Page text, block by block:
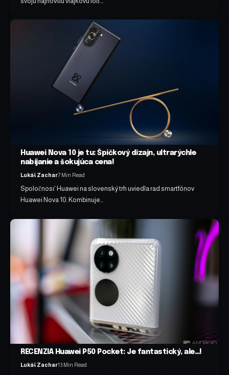
Huawei Nova 10 je tu: Špičkový dizajn, ultrarýchle
nabíjanie a šokujúca cena!
Lukáš Zachar7 Min Read
Spoločnosť Huawei na slovenský trh uviedla rad smartfónov
Huawei Nova 10. Kombinuje…
RECENZIA Huawei P50 Pocket: Je fantastický, ale…!
Lukáš Zachar13 Min Read